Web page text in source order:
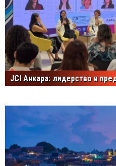
JCI Анкара: лидерство и